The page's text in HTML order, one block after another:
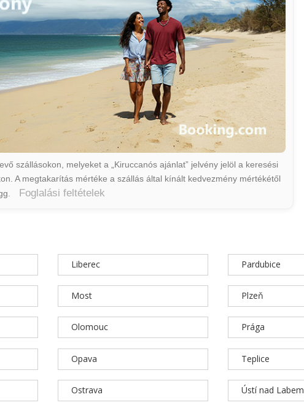
szállásokon, melyeket a „Kiruccanós ajánlat” jelvény jelöl a keresési
A megtakarítás mértéke a szállás által kínált kedvezmény mértékétől
Foglalási feltételek
Liberec
Most
Olomouc
Opava
Ostrava
Pardubice
Plzeň
Prága
Teplice
Ústí nad Labem